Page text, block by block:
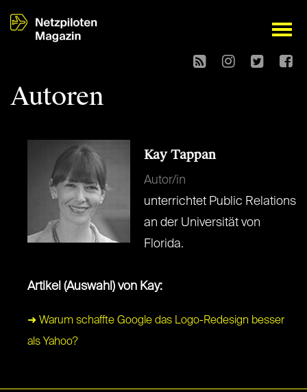
open
Autoren
Kay Tappan
Autor/in
unterrichtet Public Relations
an der Universität von
Florida.
Artikel (Auswahl) von Kay:
➜ Warum schaffte Google das Logo-Redesign besser
als Yahoo?